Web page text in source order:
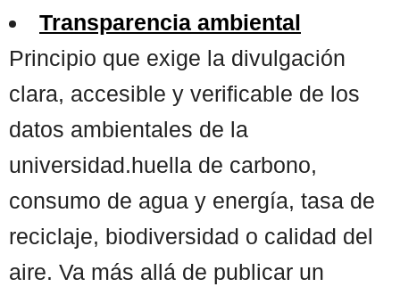
Transparencia ambiental
Principio que exige la divulgación
clara, accesible y verificable de los
datos ambientales de la
universidad.huella de carbono,
consumo de agua y energía, tasa de
reciclaje, biodiversidad o calidad del
aire. Va más allá de publicar un